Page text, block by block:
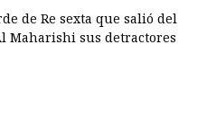
de Re sexta que salió del
Maharishi sus detractores